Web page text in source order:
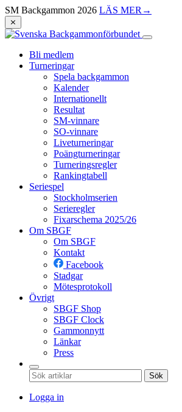
SM Backgammon 2026 LÄS MER →
⨯
Bli medlem
Turneringar
Spela backgammon
Kalender
Internationellt
Resultat
SM-vinnare
SO-vinnare
Liveturneringar
Poängturneringar
Turneringsregler
Rankingtabell
Seriespel
Stockholmserien
Serieregler
Fixarschema 2025/26
Om SBGF
Om SBGF
Kontakt
Facebook
Stadgar
Mötesprotokoll
Övrigt
SBGF Shop
SBGF Clock
Gammonnytt
Länkar
Press
Sök
Logga in